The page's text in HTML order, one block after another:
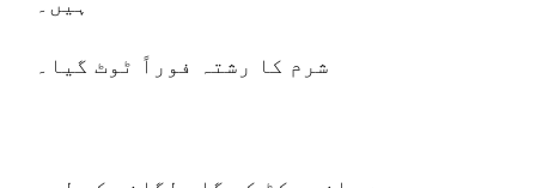
ہیں۔
شرم کا رشتہ فوراً ٹوٹ گیا۔